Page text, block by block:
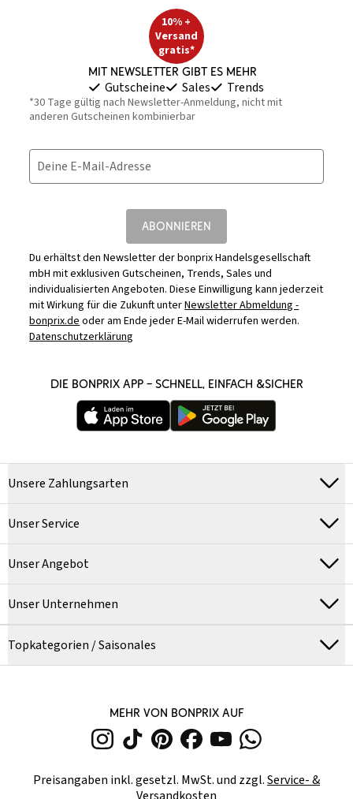
10% +
Versand
gratis*
Mit Newsletter gibt es mehr
Gutscheine Sales Trends
*30 Tage gültig nach Newsletter-Anmeldung, nicht mit
anderen Gutscheinen kombinierbar
Deine E-Mail-Adresse
ABONNIEREN
Du erhältst den Newsletter der bonprix Handelsgesellschaft
mbH mit exklusiven Gutscheinen, Trends, Sales und
individualisierten Angeboten. Diese Einwilligung kann jederzeit
mit Wirkung für die Zukunft unterNewsletter Abmeldung -
bonprix.deoder am Ende jeder E-Mail widerrufen werden.
Datenschutzerklärung
DIE BONPRIX APP – SCHNELL, EINFACH &SICHER
Unsere Zahlungsarten
Unser Service
Unser Angebot
Unser Unternehmen
Topkategorien / Saisonales
MEHR VON BONPRIX AUF
Preisangaben inkl. gesetzl. MwSt. und zzgl.Service- &